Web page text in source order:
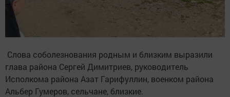
Слова соболезнования родным и близким выразили
глава района Сергей Димитриев, руководитель
Исполкома района Азат Гарифуллин, военком района
Альбер Гумеров, сельчане, близкие.